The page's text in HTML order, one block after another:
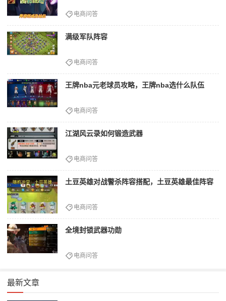
电商问答
满级军队阵容
电商问答
王牌nba元老球员攻略，王牌nba选什么队伍
电商问答
江湖风云录如何锻造武器
电商问答
土豆英雄对战警杀阵容搭配，土豆英雄最佳阵容
电商问答
全境封锁武器功勋
电商问答
最新文章